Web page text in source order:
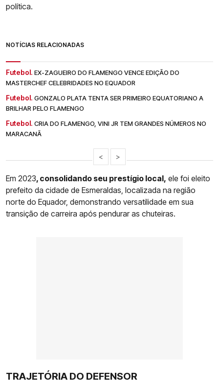
política.
NOTÍCIAS RELACIONADAS
Futebol. EX-ZAGUEIRO DO FLAMENGO VENCE EDIÇÃO DO
MASTERCHEF CELEBRIDADES NO EQUADOR
Futebol. GONZALO PLATA TENTA SER PRIMEIRO EQUATORIANO A
BRILHAR PELO FLAMENGO
Futebol. CRIA DO FLAMENGO, VINI JR TEM GRANDES NÚMEROS NO
MARACANÃ
< >
Em 2023, consolidando seu prestígio local, ele foi eleito
prefeito da cidade de Esmeraldas, localizada na região
norte do Equador, demonstrando versatilidade em sua
transição de carreira após pendurar as chuteiras.
TRAJETÓRIA DO DEFENSOR